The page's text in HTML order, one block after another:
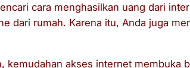
cara menghasilkan uang dari
dari rumah. Karena itu, Anda juga
kemudahan akses internet membuka